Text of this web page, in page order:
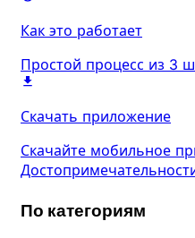
Как это работает
Простой процесс из 3
Скачать приложение
Скачайте мобильное
По категориям